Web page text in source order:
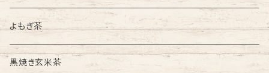
よもぎ茶
黒焼き玄米茶